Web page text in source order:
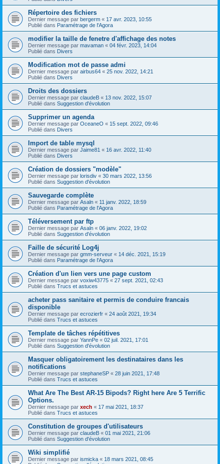
Répertoire des fichiers
Dernier message par bergerm « 17 avr. 2023, 10:55
Publié dans Paramétrage de l'Agora
modifier la taille de fenetre d'affichage des notes
Dernier message par mavaman « 04 févr. 2023, 14:04
Publié dans Divers
Modification mot de passe admi
Dernier message par airbus64 « 25 nov. 2022, 14:21
Publié dans Divers
Droits des dossiers
Dernier message par claudeB « 13 nov. 2022, 15:07
Publié dans Suggestion d'évolution
Supprimer un agenda
Dernier message par OceaneO « 15 sept. 2022, 09:46
Publié dans Divers
Import de table mysql
Dernier message par Jaime81 « 16 avr. 2022, 11:40
Publié dans Divers
Création de dossiers "modèle"
Dernier message par lorisdiv « 30 mars 2022, 13:56
Publié dans Suggestion d'évolution
Sauvegarde complète
Dernier message par Asaln « 11 janv. 2022, 18:59
Publié dans Paramétrage de l'Agora
Téléversement par ftp
Dernier message par Asaln « 06 janv. 2022, 19:02
Publié dans Suggestion d'évolution
Faille de sécurité Log4j
Dernier message par gmm-serveur « 14 déc. 2021, 15:19
Publié dans Paramétrage de l'Agora
Création d'un lien vers une page custom
Dernier message par voxiw43775 « 27 sept. 2021, 02:43
Publié dans Trucs et astuces
acheter pass sanitaire et permis de conduire francais
disponible
Dernier message par ecrozierfr « 24 août 2021, 19:34
Publié dans Trucs et astuces
Template de tâches répétitives
Dernier message par YannPe « 02 juil. 2021, 17:01
Publié dans Suggestion d'évolution
Masquer obligatoirement les destinataires dans les
notifications
Dernier message par stephaneSP « 28 juin 2021, 17:48
Publié dans Trucs et astuces
What Are The Best AR-15 Bipods? Right here Are 5 Terrific
Options.
Dernier message par xech « 17 mai 2021, 18:37
Publié dans Trucs et astuces
Constitution de groupes d'utilisateurs
Dernier message par claudeB « 01 mai 2021, 21:06
Publié dans Suggestion d'évolution
Wiki simplifié
Dernier message par ismicka « 18 mars 2021, 08:45